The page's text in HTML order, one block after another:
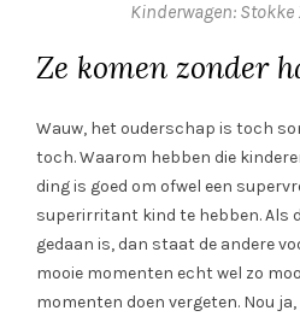
Kinderwagen: Stokke
Ze komen zonder
Wauw, het ouderschap is toch
toch. Waarom hebben die
ding is goed om ofwel een
superirritant kind te hebben. Als
gedaan is, dan staat de andere
mooie momenten echt wel zo
momenten doen vergeten. Nou